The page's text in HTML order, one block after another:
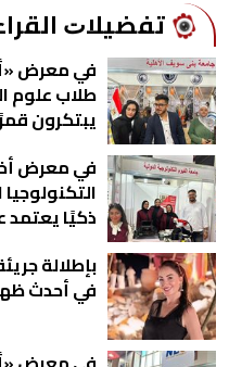
ﺗﻔﻀﻴﻼﺕ
في معرض
طلاب علوم
يبتكرون
في معرض
ذكيًا يعتمد
بإطلالة
في أحدث